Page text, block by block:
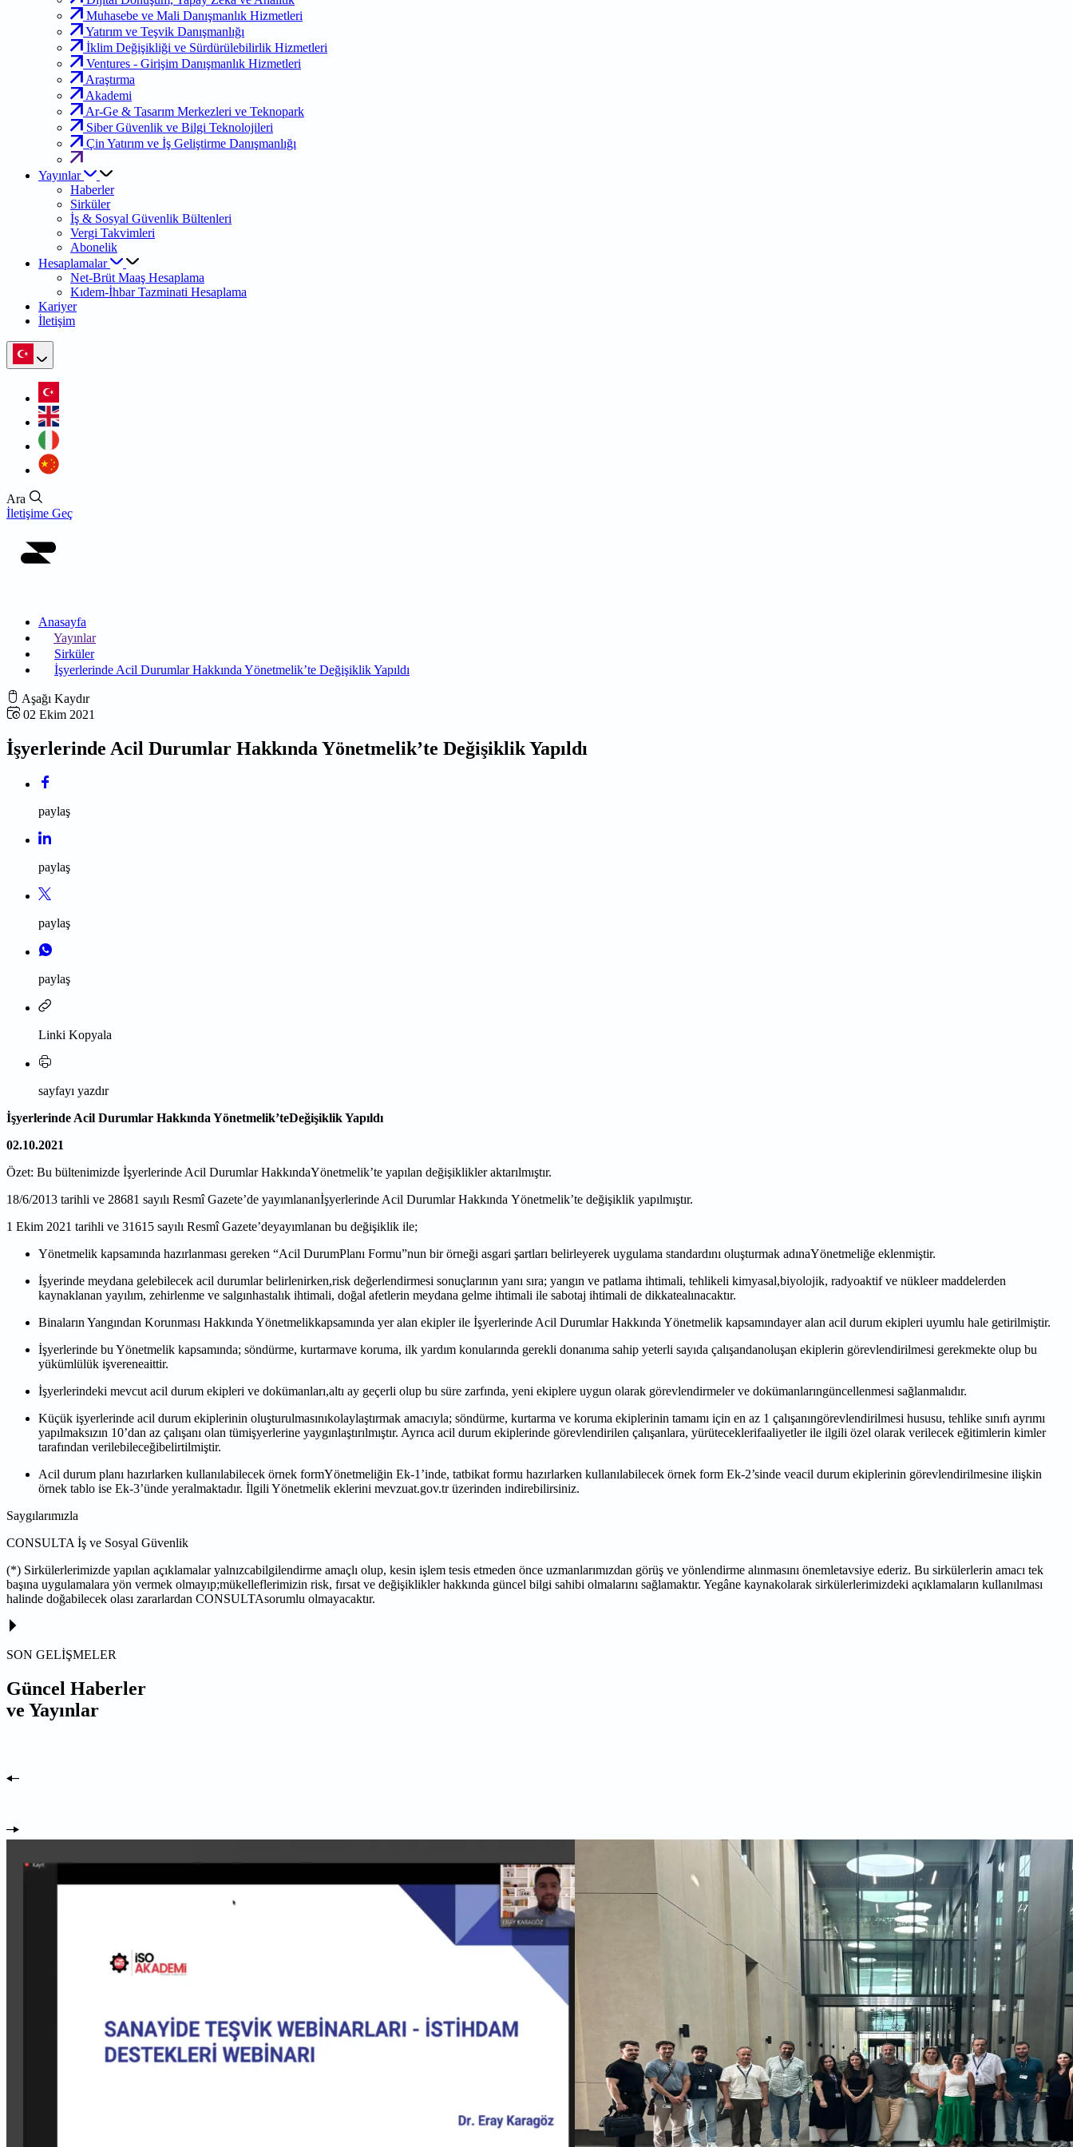
Muhasebe ve Mali Danışmanlık Hizmetleri
Yatırım ve Teşvik Danışmanlığı
İklim Değişikliği ve Sürdürülebilirlik Hizmetleri
Ventures - Girişim Danışmanlık Hizmetleri
Araştırma
Akademi
Ar-Ge & Tasarım Merkezleri ve Teknopark
Siber Güvenlik ve Bilgi Teknolojileri
Çin Yatırım ve İş Geliştirme Danışmanlığı
Yayınlar
Haberler
Sirküler
İş & Sosyal Güvenlik Bültenleri
Vergi Takvimleri
Abonelik
Hesaplamalar
Net-Brüt Maaş Hesaplama
Kıdem-İhbar Tazminati Hesaplama
Kariyer
İletişim
Ara
İletişime Geç
Anasayfa
Yayınlar
Sirküler
İşyerlerinde Acil Durumlar Hakkında Yönetmelik’te Değişiklik Yapıldı
Aşağı Kaydır
02 Ekim 2021
İşyerlerinde Acil Durumlar Hakkında Yönetmelik’te Değişiklik Yapıldı
paylaş
paylaş
paylaş
paylaş
Linki Kopyala
sayfayı yazdır
İşyerlerinde Acil Durumlar Hakkında Yönetmelik’teDeğişiklik Yapıldı
02.10.2021
Özet: Bu bültenimizde İşyerlerinde Acil Durumlar HakkındaYönetmelik’te yapılan değişiklikler aktarılmıştır.
18/6/2013 tarihli ve 28681 sayılı Resmî Gazete’de yayımlananİşyerlerinde Acil Durumlar Hakkında Yönetmelik’te değişiklik yapılmıştır.
1 Ekim 2021 tarihli ve 31615 sayılı Resmî Gazete’deyayımlanan bu değişiklik ile;
Yönetmelik kapsamında hazırlanması gereken “Acil DurumPlanı Formu”nun bir örneği asgari şartları belirleyerek uygulama standardını oluşturmak adınaYönetmeliğe eklenmiştir.
İşyerinde meydana gelebilecek acil durumlar belirlenirken,risk değerlendirmesi sonuçlarının yanı sıra; yangın ve patlama ihtimali, tehlikeli kimyasal,biyolojik, radyoaktif ve nükleer maddelerden
kaynaklanan yayılım, zehirlenme ve salgınhastalık ihtimali, doğal afetlerin meydana gelme ihtimali ile sabotaj ihtimali de dikkatealınacaktır.
Binaların Yangından Korunması Hakkında Yönetmelikkapsamında yer alan ekipler ile İşyerlerinde Acil Durumlar Hakkında Yönetmelik kapsamındayer alan acil durum ekipleri uyumlu hale getirilmiştir.
İşyerlerinde bu Yönetmelik kapsamında; söndürme, kurtarmave koruma, ilk yardım konularında gerekli donanıma sahip yeterli sayıda çalışandanoluşan ekiplerin görevlendirilmesi gerekmekte olup bu
yükümlülük işvereneaittir.
İşyerlerindeki mevcut acil durum ekipleri ve dokümanları,altı ay geçerli olup bu süre zarfında, yeni ekiplere uygun olarak görevlendirmeler ve dokümanlarıngüncellenmesi sağlanmalıdır.
Küçük işyerlerinde acil durum ekiplerinin oluşturulmasınıkolaylaştırmak amacıyla; söndürme, kurtarma ve koruma ekiplerinin tamamı için en az 1 çalışanıngörevlendirilmesi hususu, tehlike sınıfı ayrımı
yapılmaksızın 10’dan az çalışanı olan tümişyerlerine yaygınlaştırılmıştır. Ayrıca acil durum ekiplerinde görevlendirilen çalışanlara, yürüteceklerifaaliyetler ile ilgili özel olarak verilecek eğitimlerin kimler
tarafından verilebileceğibelirtilmiştir.
Acil durum planı hazırlarken kullanılabilecek örnek formYönetmeliğin Ek-1’inde, tatbikat formu hazırlarken kullanılabilecek örnek form Ek-2’sinde veacil durum ekiplerinin görevlendirilmesine ilişkin
örnek tablo ise Ek-3’ünde yeralmaktadır. İlgili Yönetmelik eklerini mevzuat.gov.tr üzerinden indirebilirsiniz.
Saygılarımızla
CONSULTA İş ve Sosyal Güvenlik
(*) Sirkülerlerimizde yapılan açıklamalar yalnızcabilgilendirme amaçlı olup, kesin işlem tesis etmeden önce uzmanlarımızdan görüş ve yönlendirme alınmasını önemletavsiye ederiz. Bu sirkülerlerin amacı tek
başına uygulamalara yön vermek olmayıp;mükelleflerimizin risk, fırsat ve değişiklikler hakkında güncel bilgi sahibi olmalarını sağlamaktır. Yegâne kaynakolarak sirkülerlerimizdeki açıklamaların kullanılması
halinde doğabilecek olası zararlardan CONSULTAsorumlu olmayacaktır.
SON GELİŞMELER
Güncel Haberler
ve Yayınlar